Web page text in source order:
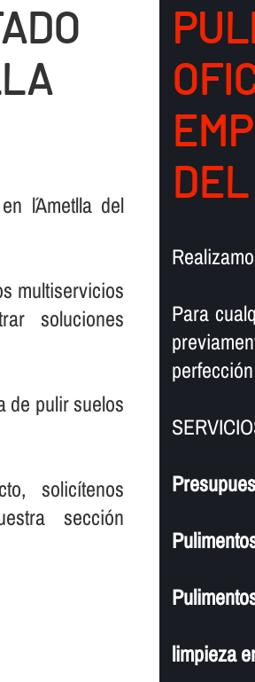
l´Ametlla del
multiservicios
soluciones
de pulir suelos
solicí­tenos
sección
Para
limpieza